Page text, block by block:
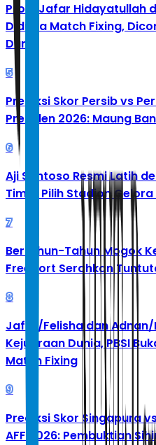
Profil Jafar Hidayatullah
Diduga Match Fixing,
Dunia
5
Prediksi Skor Persib vs
Presiden 2026: Maung
6
Aji Santoso Resmi Latih
Timur Pilih Stadion
7
Bertahun-Tahun Mogok
Freeport Serahkan
8
Jafar/Felisha dan
Kejuaraan Dunia, PBSI
Match Fixing
9
Prediksi Skor Singapura
AFF 2026: Pembuktian